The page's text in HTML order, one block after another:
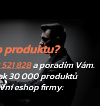
produktu?
828a poradím Vám.
30 000 produktů
eshop firmy: